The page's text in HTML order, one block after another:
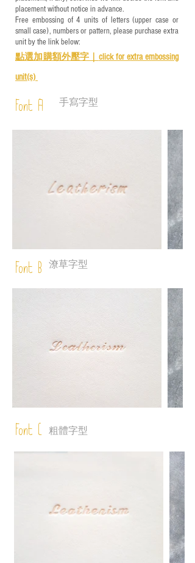
placement without notice in advance.
Free embossing of 4 units of letters (upper case or
small case), numbers or pattern, please purchase extra
unit by the link below:
點選加購額外壓字｜ click for extra embossing
unit(s)
Font A 手寫字型
Font B 潦草字型
Font C 粗體字型